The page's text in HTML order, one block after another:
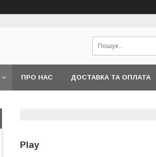
ПРО НАС ДОСТАВКА ТА ОПЛАТА
Play